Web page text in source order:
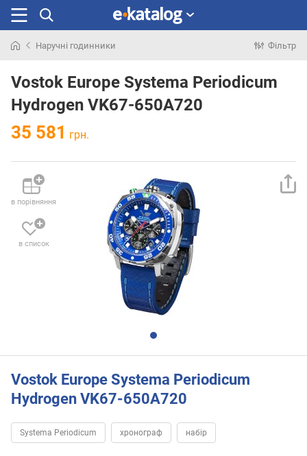
раніше
Наручні годинники Фільтр
Vostok Europe Systema Periodicum
Hydrogen VK67-650A720
35 581 грн.
в порівняння
в список
Vostok Europe Systema Periodicum
Hydrogen VK67-650A720
Systema Periodicum хронограф набір